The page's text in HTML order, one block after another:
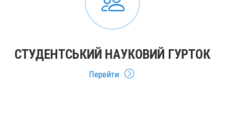
СТУДЕНТСЬКИЙ НАУКОВИЙ ГУРТОК
Перейти